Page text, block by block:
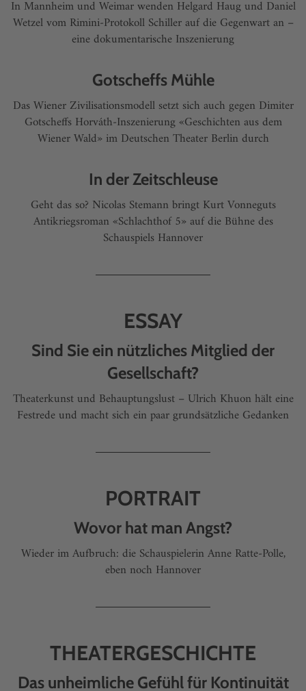
In Mannheim und Weimar wenden Helgard Haug und Daniel
Wetzel vom Rimini-Protokoll Schiller auf die Gegenwart an –
eine dokumentarische Inszenierung
Gotscheffs Mühle
Das Wiener Zivilisationsmodell setzt sich auch gegen Dimiter
Gotscheffs Horváth-Inszenierung «Geschichten aus dem
Wiener Wald» im Deutschen Theater Berlin durch
In der Zeitschleuse
Geht das so? Nicolas Stemann bringt Kurt Vonneguts
Antikriegsroman «Schlachthof 5» auf die Bühne des
Schauspiels Hannover
ESSAY
Sind Sie ein nützliches Mitglied der
Gesellschaft?
Theaterkunst und Behauptungslust – Ulrich Khuon hält eine
Festrede und macht sich ein paar grundsätzliche Gedanken
PORTRAIT
Wovor hat man Angst?
Wieder im Aufbruch: die Schauspielerin Anne Ratte-Polle,
eben noch Hannover
THEATERGESCHICHTE
Das unheimliche Gefühl für Kontinuität